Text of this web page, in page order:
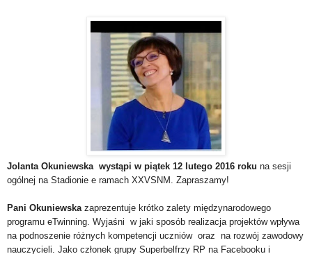
Jolanta Okuniewska wystąpi w piątek 12 lutego 2016 roku na sesji
ogólnej na Stadionie e ramach XXVSNM. Zapraszamy!
Pani Okuniewska zaprezentuje krótko zalety międzynarodowego
programu eTwinning. Wyjaśni w jaki sposób realizacja projektów wpływa
na podnoszenie różnych kompetencji uczniów oraz na rozwój zawodowy
nauczycieli. Jako członek grupy Superbelfrzy RP na Facebooku i